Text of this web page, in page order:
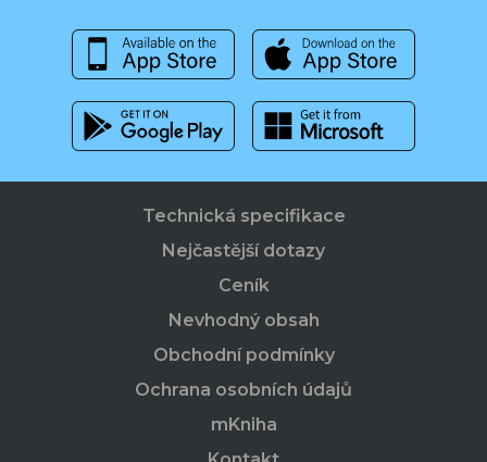
Technická specifikace
Nejčastější dotazy
Ceník
Nevhodný obsah
Obchodní podmínky
Ochrana osobních údajů
mKniha